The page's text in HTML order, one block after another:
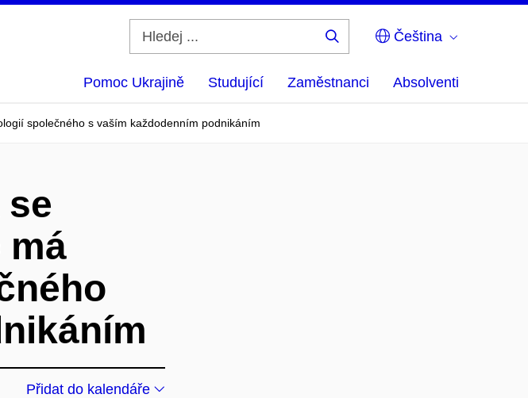
Čeština
Pomoc Ukrajině Studující Zaměstnanci Absolventi
společného s vaším každodenním podnikáním
má
Přidat do kalendáře